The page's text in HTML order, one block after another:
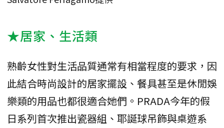
★居家、生活類
熟齡女性對生活品質通常有相當程度的要求，因
此結合時尚設計的居家擺設、餐具甚至是休閒娛
樂類的用品也都很適合她們。PRADA今年的假
日系列首次推出瓷器組、耶誕球吊飾與桌遊系